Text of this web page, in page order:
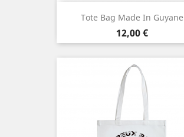
Tote Bag Made In Guyane
Prix
12,00 €